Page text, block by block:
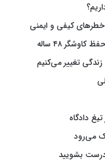
تغییر می‌کنیم
درست بشویید